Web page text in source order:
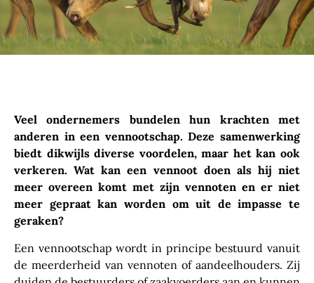
Veel ondernemers bundelen hun krachten met
anderen in een vennootschap. Deze samenwerking
biedt dikwijls diverse voordelen, maar het kan ook
verkeren. Wat kan een vennoot doen als hij niet
meer overeen komt met zijn vennoten en er niet
meer gepraat kan worden om uit de impasse te
geraken?
Een vennootschap wordt in principe bestuurd vanuit
de meerderheid van vennoten of aandeelhouders. Zij